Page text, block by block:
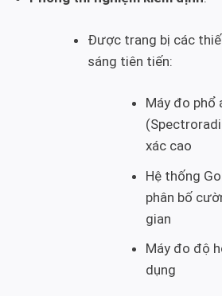
Được trang bị các
sáng tiên tiến:
Máy đo phổ
xác cao
Hệ thống
phân bố
gian
Máy đo độ
dụng